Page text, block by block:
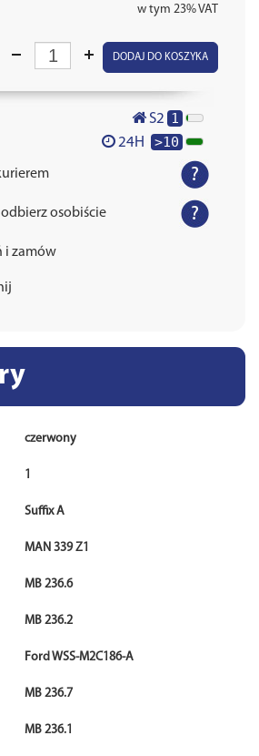
w tym 23% VAT
DODAJ DO KOSZYKA
S2 1
24H >10
osobiście
i zamów
czerwony
1
Suffix A
MAN 339 Z1
MB 236.6
MB 236.2
Ford WSS-M2C186-A
MB 236.7
MB 236.1